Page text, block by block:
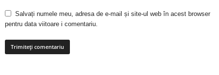
Salvați numele meu, adresa de e-mail și site-ul web în acest browser
pentru data viitoare i comentariu.